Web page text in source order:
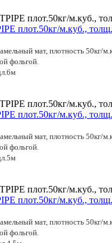
плот.50кг/м.куб.,
мат, плотность 50кг/
фольгой.
плот.50кг/м.куб.,
мат, плотность 50кг/
фольгой.
плот.50кг/м.куб.,
мат, плотность 50кг/
фольгой.